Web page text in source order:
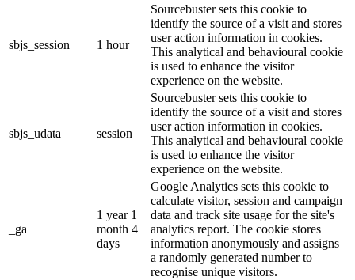
sbjs_session 1 hour
Sourcebuster sets this cookie to
identify the source of a visit and stores
user action information in cookies.
This analytical and behavioural cookie
is used to enhance the visitor
experience on the website.
sbjs_udata session
Sourcebuster sets this cookie to
identify the source of a visit and stores
user action information in cookies.
This analytical and behavioural cookie
is used to enhance the visitor
experience on the website.
_ga
1 year 1
month 4
days
Google Analytics sets this cookie to
calculate visitor, session and campaign
data and track site usage for the site's
analytics report. The cookie stores
information anonymously and assigns
a randomly generated number to
recognise unique visitors.